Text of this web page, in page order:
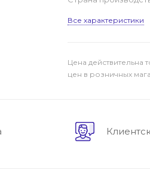
Все характеристики
Цена действительна
цен в розничных